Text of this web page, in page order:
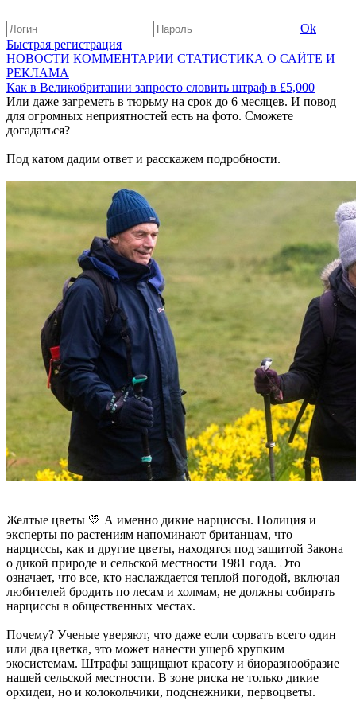
Ok
Быстрая регистрация
НОВОСТИ КОММЕНТАРИИ СТАТИСТИКА О САЙТЕ И
РЕКЛАМА
Как в Великобритании запросто словить штраф в £5,000
Или даже загреметь в тюрьму на срок до 6 месяцев. И повод
для огромных неприятностей есть на фото. Сможете
догадаться?
Под катом дадим ответ и расскажем подробности.
Желтые цветы 💛 А именно дикие нарциссы. Полиция и
эксперты по растениям напоминают британцам, что
нарциссы, как и другие цветы, находятся под защитой Закона
о дикой природе и сельской местности 1981 года. Это
означает, что все, кто наслаждается теплой погодой, включая
любителей бродить по лесам и холмам, не должны собирать
нарциссы в общественных местах.
Почему? Ученые уверяют, что даже если сорвать всего один
или два цветка, это может нанести ущерб хрупким
экосистемам. Штрафы защищают красоту и биоразнообразие
нашей сельской местности. В зоне риска не только дикие
орхидеи, но и колокольчики, подснежники, первоцветы.